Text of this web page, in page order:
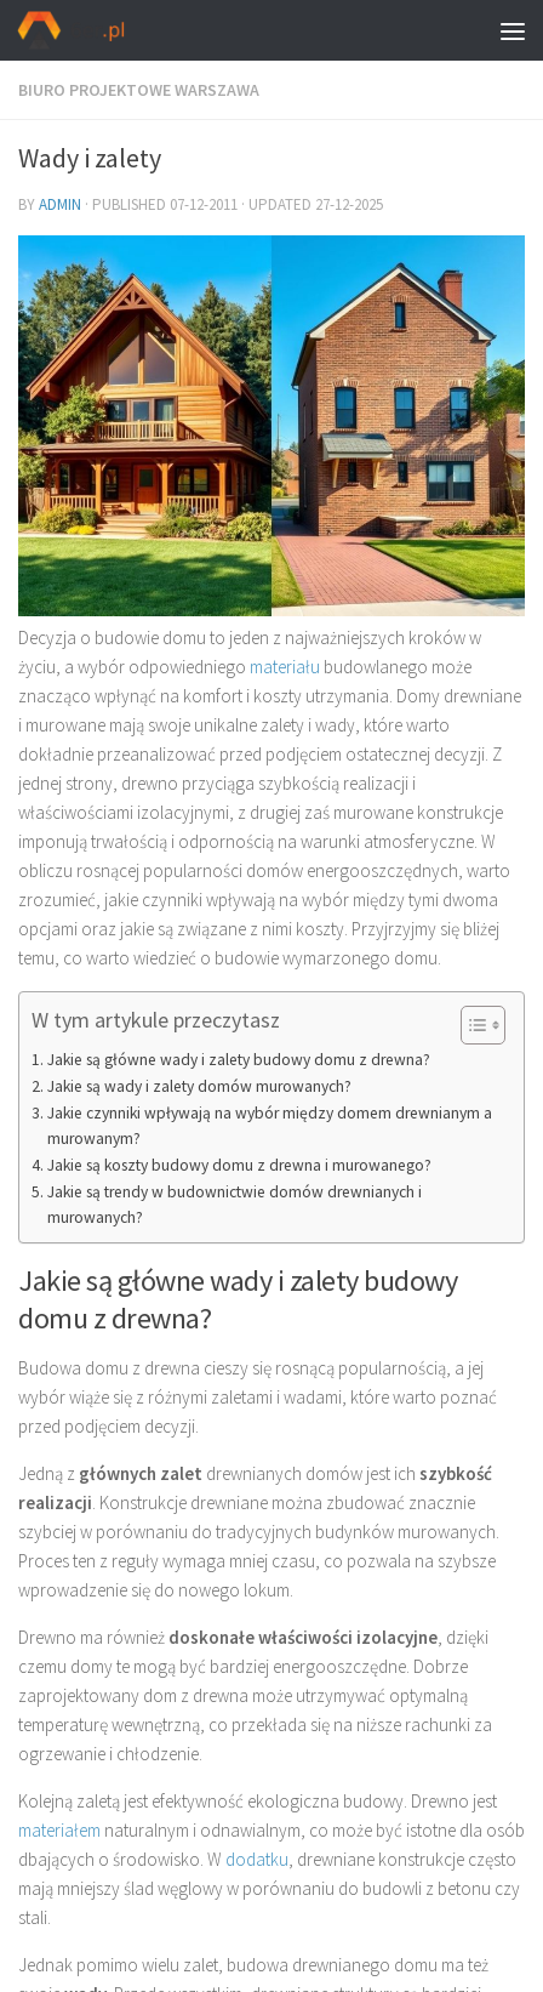
BIURO PROJEKTOWE WARSZAWA
Wady i zalety
BYADMIN · PUBLISHED 07-12-2011 · UPDATED 27-12-2025
Decyzja o budowie domu to jeden z najważniejszych kroków w
życiu, a wybór odpowiedniego materiału budowlanego może
znacząco wpłynąć na komfort i koszty utrzymania. Domy drewniane
i murowane mają swoje unikalne zalety i wady, które warto
dokładnie przeanalizować przed podjęciem ostatecznej decyzji. Z
jednej strony, drewno przyciąga szybkością realizacji i
właściwościami izolacyjnymi, z drugiej zaś murowane konstrukcje
imponują trwałością i odpornością na warunki atmosferyczne. W
obliczu rosnącej popularności domów energooszczędnych, warto
zrozumieć, jakie czynniki wpływają na wybór między tymi dwoma
opcjami oraz jakie są związane z nimi koszty. Przyjrzyjmy się bliżej
temu, co warto wiedzieć o budowie wymarzonego domu.
W tym artykule przeczytasz
Jakie są główne wady i zalety budowy domu z drewna?
Jakie są wady i zalety domów murowanych?
Jakie czynniki wpływają na wybór między domem drewnianym a
murowanym?
Jakie są koszty budowy domu z drewna i murowanego?
Jakie są trendy w budownictwie domów drewnianych i
murowanych?
Jakie są główne wady i zalety budowy
domu z drewna?
Budowa domu z drewna cieszy się rosnącą popularnością, a jej
wybór wiąże się z różnymi zaletami i wadami, które warto poznać
przed podjęciem decyzji.
Jedną z głównych zalet drewnianych domów jest ich szybkość
realizacji . Konstrukcje drewniane można zbudować znacznie
szybciej w porównaniu do tradycyjnych budynków murowanych.
Proces ten z reguły wymaga mniej czasu, co pozwala na szybsze
wprowadzenie się do nowego lokum.
Drewno ma również doskonałe właściwości izolacyjne , dzięki
czemu domy te mogą być bardziej energooszczędne. Dobrze
zaprojektowany dom z drewna może utrzymywać optymalną
temperaturę wewnętrzną, co przekłada się na niższe rachunki za
ogrzewanie i chłodzenie.
Kolejną zaletą jest efektywność ekologiczna budowy. Drewno jest
materiałem naturalnym i odnawialnym, co może być istotne dla osób
dbających o środowisko. W dodatku , drewniane konstrukcje często
mają mniejszy ślad węglowy w porównaniu do budowli z betonu czy
stali.
Jednak pomimo wielu zalet, budowa drewnianego domu ma też